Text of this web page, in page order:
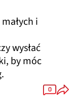
i
wysłać
by móc
0